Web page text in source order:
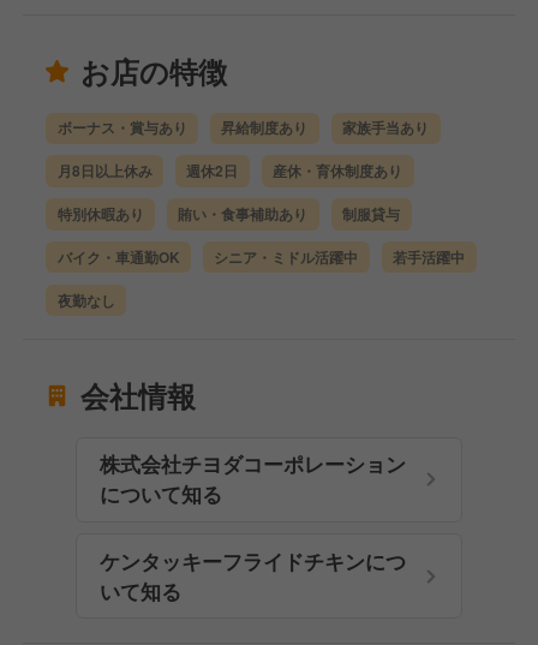
お店の特徴
ボーナス・賞与あり 昇給制度あり 家族手当あり
月8日以上休み 週休2日 産休・育休制度あり
特別休暇あり 賄い・食事補助あり 制服貸与
バイク・車通勤OK シニア・ミドル活躍中 若手活躍中
夜勤なし
会社情報
株式会社チヨダコーポレーション
について知る
ケンタッキーフライドチキンにつ
いて知る